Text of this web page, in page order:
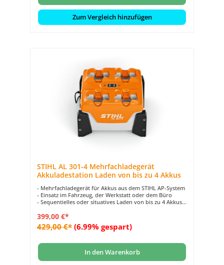
Zum Vergleich hinzufügen
STIHL AL 301-4 Mehrfachladegerät
Akkuladestation Laden von bis zu 4 Akkus
- Mehrfachladegerät für Akkus aus dem STIHL AP-System
- Einsatz im Fahrzeug, der Werkstatt oder dem Büro
- Sequentielles oder situatives Laden von bis zu 4 Akkus
- Alle Ladezustände mit nur einem Knopfdruck anzeigen
399,00 €*
429,00 €* (6.99% gespart)
In den Warenkorb